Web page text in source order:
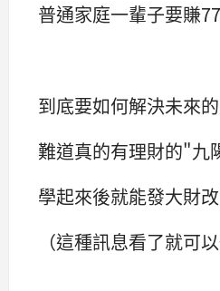
普通家庭一輩子要賺
到底要如何解決未來
難道真的有理財的"九
學起來後就能發大財
（這種訊息看了就可